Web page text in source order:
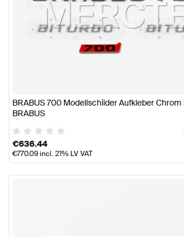
BRABUS 700 Modellschilder Aufkleber
BRABUS
€636.44
€770.09incl. 21% LV VAT